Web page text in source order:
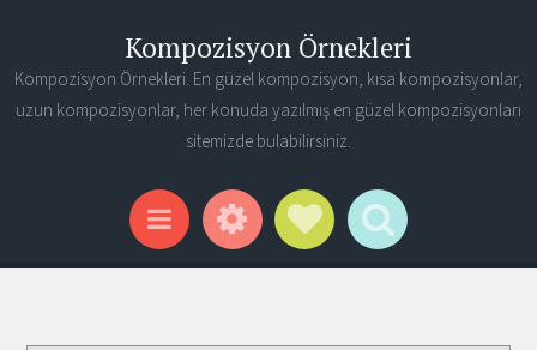
Kompozisyon Örnekleri
Kompozisyon Örnekleri. En güzel kompozisyon, kısa kompozisyonlar,
uzun kompozisyonlar, her konuda yazılmış en güzel kompozisyonları
sitemizde bulabilirsiniz.
Menu WidgetsSocial Links
Search